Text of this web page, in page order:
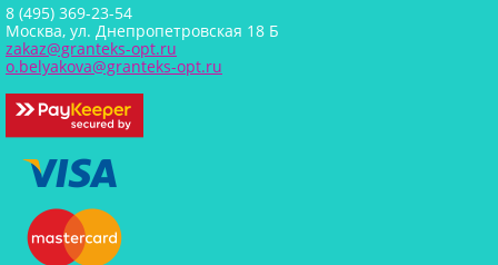
8 (495) 369-23-54
Москва, ул. Днепропетровская 18 Б
zakaz@granteks-opt.ru
o.belyakova@granteks-opt.ru